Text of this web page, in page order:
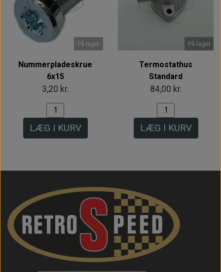
På lager
Nummerpladeskrue
6x15
3,20 kr.
LÆG I KURV
På lager
Termostathus
Standard
84,00 kr.
LÆG I KURV